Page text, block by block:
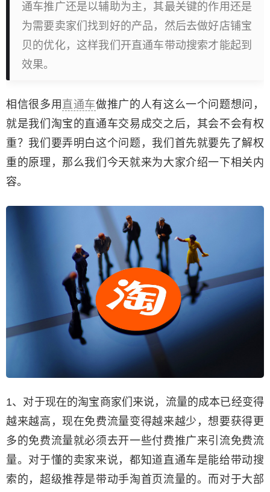
通车推广还是以辅助为主，其最关键的作用还是
为需要卖家们找到好的产品，然后去做好店铺宝
贝的优化，这样我们开直通车带动搜索才能起到
效果。
相信很多用 直通车做推广的人有这么一个问题想问，
就是我们淘宝的直通车交易成交之后，其会不会有权
重？我们要弄明白这个问题，我们首先就要先了解权
重的原理，那么我们今天就来为大家介绍一下相关内
容。
1、对于现在的淘宝商家们来说，流量的成本已经变得
越来越高，现在免费流量变得越来越少，想要获得更
多的免费流量就必须去开一些付费推广来引流免费流
量。对于懂的卖家来说，都知道直通车是能给带动搜
索的，超级推荐是带动手淘首页流量的。而对于大部